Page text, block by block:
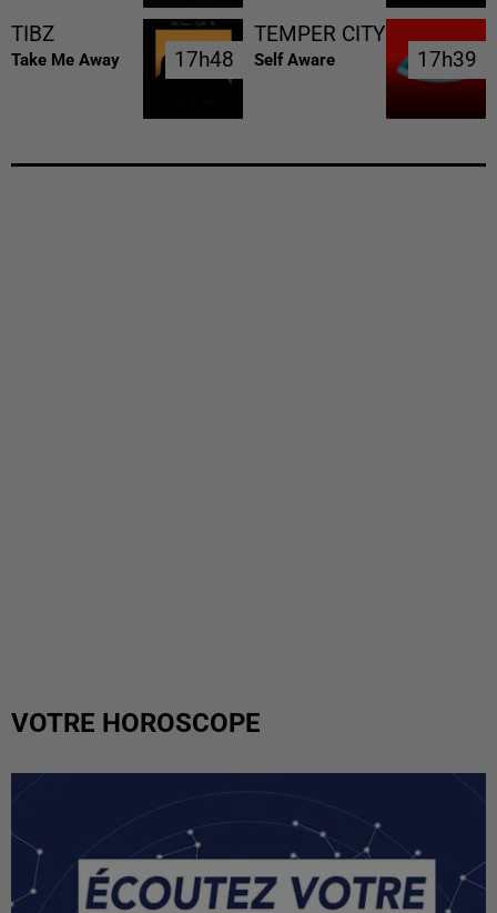
TIBZ
Take Me Away 17h48
17h48
TEMPER CITY
Self Aware 17h39
17h39
VOTRE HOROSCOPE